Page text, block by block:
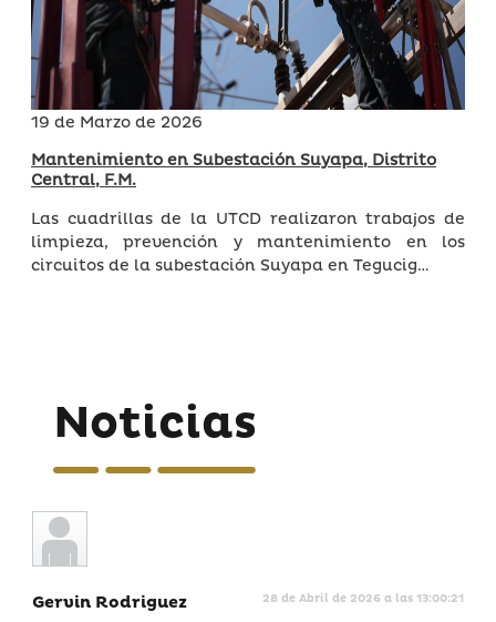
19 de Marzo de 2026
Mantenimiento en Subestación Suyapa, Distrito
Central, F.M.
Las cuadrillas de la UTCD realizaron trabajos de
limpieza, prevención y mantenimiento en los
circuitos de la subestación Suyapa en Tegucig…
Noticias
Gervin Rodriguez 28 de Abril de 2026 a las 13:00:21